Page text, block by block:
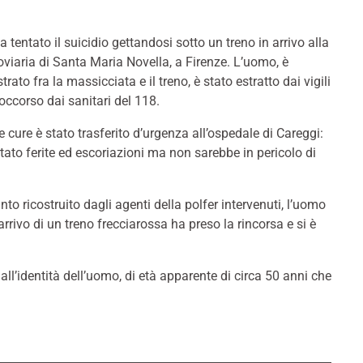
tentato il suicidio gettandosi sotto un treno in arrivo alla
di Santa Maria Novella, a Firenze. L’uomo, è
fra la massicciata e il treno, è stato estratto dai vigili
dai sanitari del 118.
cure è stato trasferito d’urgenza all’ospedale di Careggi:
ferite ed escoriazioni ma non sarebbe in pericolo di
ricostruito dagli agenti della polfer intervenuti, l’uomo
di un treno frecciarossa ha preso la rincorsa e si è
dell’uomo, di età apparente di circa 50 anni che